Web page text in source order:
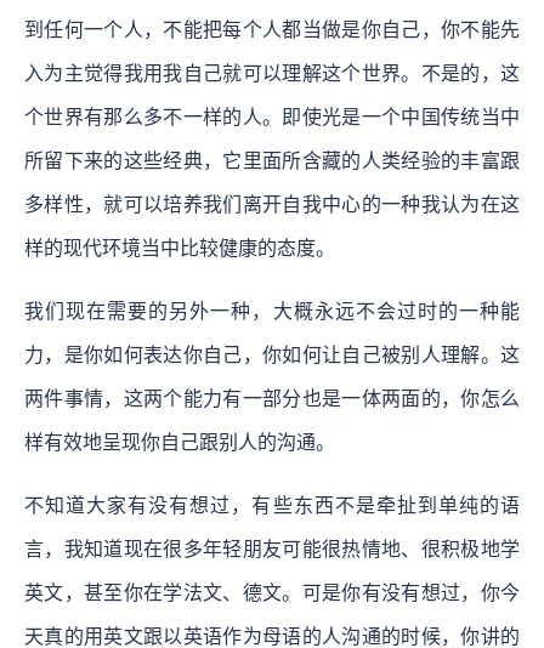
到任何一个人，不能把每个人都当做是你自己，你不能先
入为主觉得我用我自己就可以理解这个世界。不是的，这
个世界有那么多不一样的人。即使光是一个中国传统当中
所留下来的这些经典，它里面所含藏的人类经验的丰富跟
多样性，就可以培养我们离开自我中心的一种我认为在这
样的现代环境当中比较健康的态度。
我们现在需要的另外一种，大概永远不会过时的一种能
力，是你如何表达你自己，你如何让自己被别人理解。这
两件事情，这两个能力有一部分也是一体两面的，你怎么
样有效地呈现你自己跟别人的沟通。
不知道大家有没有想过，有些东西不是牵扯到单纯的语
言，我知道现在很多年轻朋友可能很热情地、很积极地学
英文，甚至你在学法文、德文。可是你有没有想过，你今
天真的用英文跟以英语作为母语的人沟通的时候，你讲的